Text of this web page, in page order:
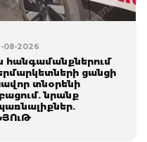
08-2026
հանգամանքներում
ցանցի
տնօրենի
նրանք